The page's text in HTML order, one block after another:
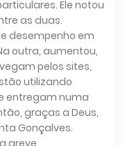
Ele notou
as duas.
desempenho em
outra, aumentou,
pelos sites,
utilizando
entregam numa
graças a Deus,
Gonçalves.